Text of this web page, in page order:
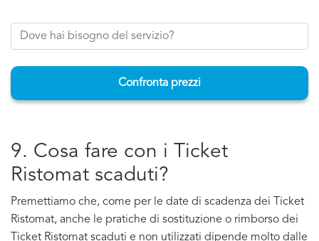
Confronta prezzi
9. Cosa fare con i Ticket
Ristomat scaduti?
Premettiamo che, come per le date di scadenza dei Ticket
Ristomat, anche le pratiche di sostituzione o rimborso dei
Ticket Ristomat scaduti e non utilizzati dipende molto dalle